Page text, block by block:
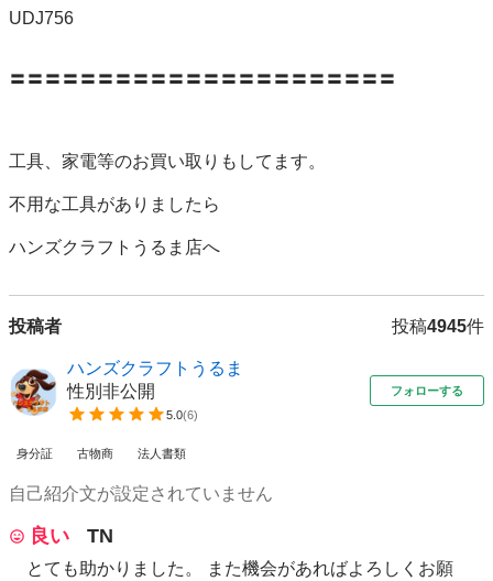
UDJ756
〓〓〓〓〓〓〓〓〓〓〓〓〓〓〓〓〓〓〓〓〓〓
工具、家電等のお買い取りもしてます。
不用な工具がありましたら
投稿者 投稿4945件
ハンズクラフトうるま
性別非公開
5.0(6)
フォローする
身分証 古物商 法人書類
自己紹介文が設定されていません
良い TN
とても助かりました。 また機会があればよろしくお願